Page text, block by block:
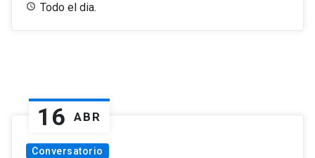
Todo el dia.
16 ABR
Conversatorio